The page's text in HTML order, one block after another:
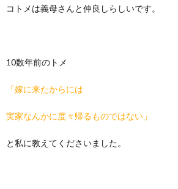
コトメは義母さんと仲良しらしいです。
10数年前のトメ
「嫁に来たからには
実家なんかに度々帰るものではない」
と私に教えてくださいました。